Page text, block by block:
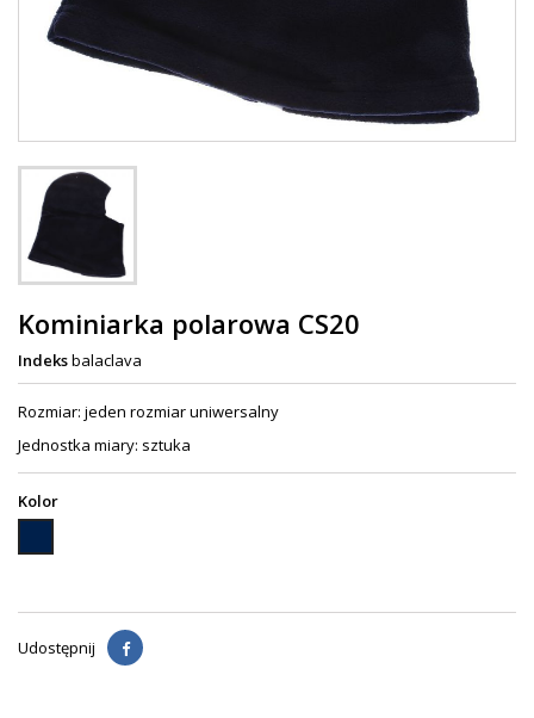
Kominiarka polarowa CS20
Indeksbalaclava
Rozmiar: jeden rozmiar uniwersalny
Jednostka miary: sztuka
Kolor
Udostępnij